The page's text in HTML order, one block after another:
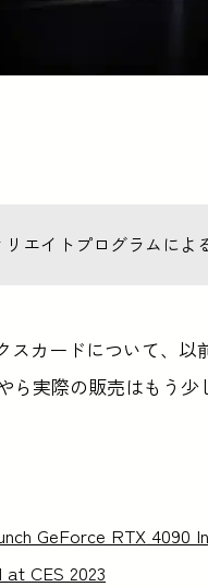
エイトプログラムによ
スカードについて、以
ら実際の販売はもう
GeForce RTX 4090
CES 2023